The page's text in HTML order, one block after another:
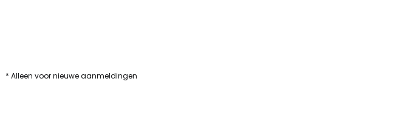
* Alleen voor nieuwe aanmeldingen